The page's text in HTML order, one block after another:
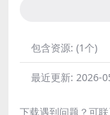
包含资源: (1个)
最近更新: 2026-
下载遇到问题？可